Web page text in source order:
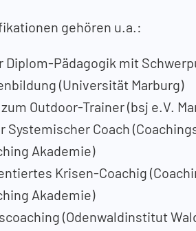
gehören u.a.:
Diplom-Pädagogik mit
(Universität Marburg)
Outdoor-Trainer (bsj e.V.
Coach
Akademie)
Krisen-Coachig
Akademie)
(Odenwaldinstitut